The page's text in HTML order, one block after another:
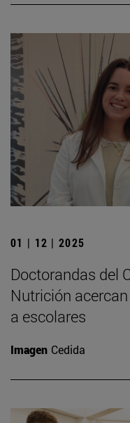
01 | 12 | 2025
Doctorandas del
Nutrición
a escolares
Imagen Cedida